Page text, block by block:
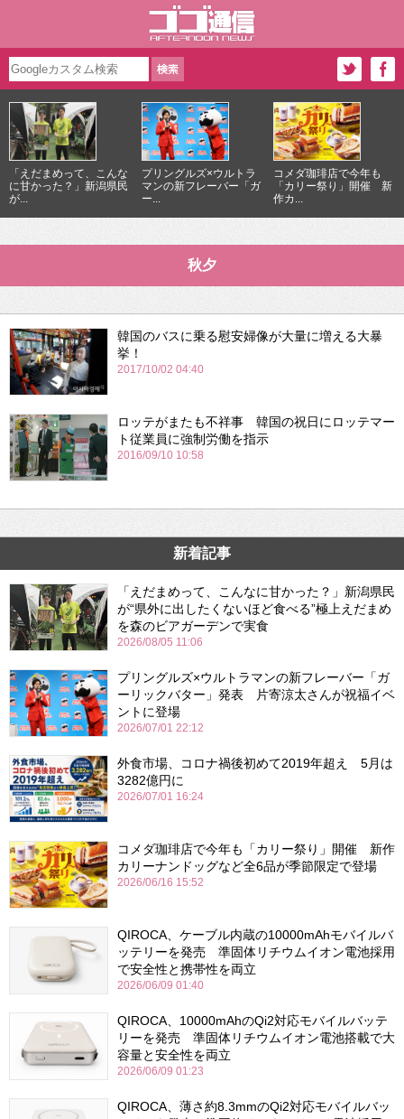
「えだまめって、こんな
に甘かった？」新潟県民
が...
プリングルズ×ウルトラ
マンの新フレーバー「ガ
ー...
コメダ珈琲店で今年も
「カリー祭り」開催 新
作カ...
秋夕
韓国のバスに乗る慰安婦像が大量に増える大暴
挙！
2017/10/02 04:40
ロッテがまたも不祥事 韓国の祝日にロッテマー
ト従業員に強制労働を指示
2016/09/10 10:58
新着記事
「えだまめって、こんなに甘かった？」新潟県民
が“県外に出したくないほど食べる”極上えだまめ
を森のビアガーデンで実食
2026/08/05 11:06
プリングルズ×ウルトラマンの新フレーバー「ガ
ーリックバター」発表 片寄涼太さんが祝福イベ
ントに登場
2026/07/01 22:12
外食市場、コロナ禍後初めて2019年超え 5月は
3282億円に
2026/07/01 16:24
コメダ珈琲店で今年も「カリー祭り」開催 新作
カリーナンドッグなど全6品が季節限定で登場
2026/06/16 15:52
QIROCA、ケーブル内蔵の10000mAhモバイルバ
ッテリーを発売 準固体リチウムイオン電池採用
で安全性と携帯性を両立
2026/06/09 01:40
QIROCA、10000mAhのQi2対応モバイルバッテ
リーを発売 準固体リチウムイオン電池搭載で大
容量と安全性を両立
2026/06/09 01:23
QIROCA、薄さ約8.3mmのQi2対応モバイルバッ